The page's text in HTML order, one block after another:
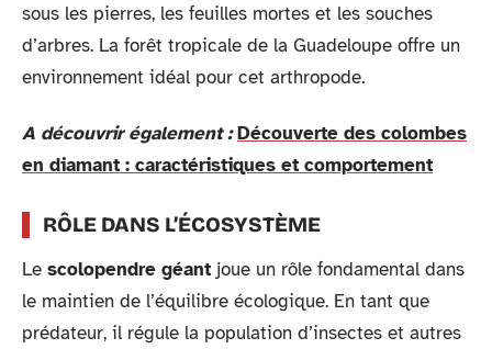
sous les pierres, les feuilles mortes et les souches
d’arbres. La forêt tropicale de la Guadeloupe offre un
environnement idéal pour cet arthropode.
A découvrir également : Découverte des colombes
en diamant : caractéristiques et comportement
RÔLE DANS L’ÉCOSYSTÈME
Le scolopendre géant joue un rôle fondamental dans
le maintien de l’équilibre écologique. En tant que
prédateur, il régule la population d’insectes et autres